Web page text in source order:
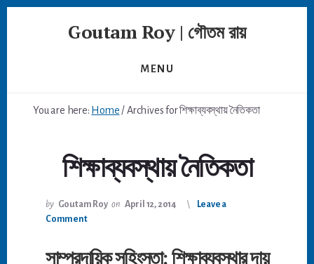
Goutam Roy | গৌতম রায়
MENU
You are here: Home /Archives for শিক্ষাব্যবস্থায় নৈতিকতা
শিক্ষাব্যবস্থায় নৈতিকতা
by Goutam Roy on April 12, 2014
Leave a
Comment
সাম্প্রদায়িক সহিংসতা: শিক্ষাব্যবস্থার দায়